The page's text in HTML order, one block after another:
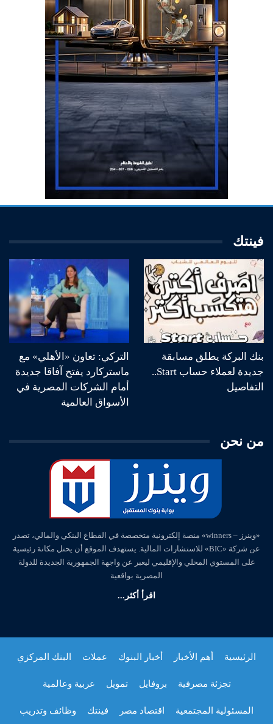
فينتك
بنك البركة يطلق مسابقة
جديدة لعملاء حساب Start..
التفاصيل
التركي: تعاون «الأهلي» مع
ماستركارد يفتح آفاقا جديدة
أمام الشركات المصرية في
الأسواق العالمية
من نحن
«وينرز – winners» منصة إلكترونية متخصصة في القطاع البنكي والمالي، تصدر
عن شركة «BIC» للاستشارات المالية. يستهدف الموقع أن يحتل مكانة رئيسية
على المستوي المحلي والإقليمي ليعبر عن واجهة الجمهورية الجديدة للدولة
المصرية بواقعية
اقرأ أكثر...
الرئيسية أهم الأخبار أخبار البنوك عملات البنك المركزي
تجزئة مصرفية بروفايل تمويل عربية وعالمية
المسئولية المجتمعية اقتصاد مصر فينتك وظائف وتدريب